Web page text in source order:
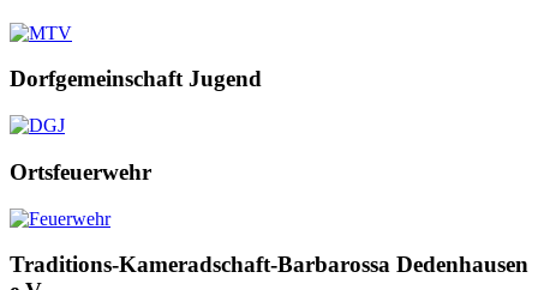
Dorfgemeinschaft Jugend
Ortsfeuerwehr
Traditions-Kameradschaft-Barbarossa Dedenhausen